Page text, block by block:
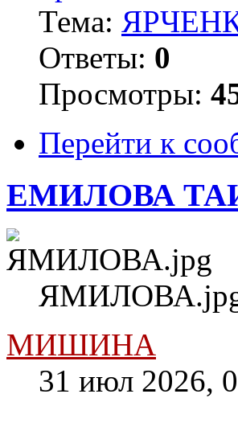
Тема:
Ответы: 0
Просмотры:
Перейти к
ЕМИЛОВА
ЯМИЛОВА.jpg
МИШИНА
31 июл 2026,